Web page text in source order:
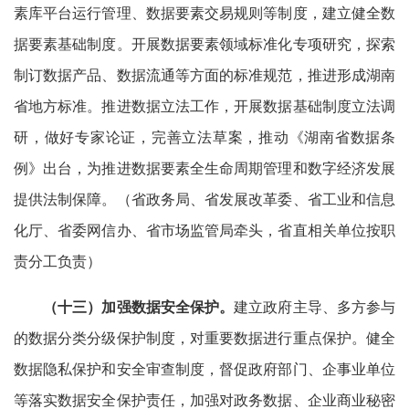
素库平台运行管理、数据要素交易规则等制度，建立健全数
据要素基础制度。开展数据要素领域标准化专项研究，探索
制订数据产品、数据流通等方面的标准规范，推进形成湖南
省地方标准。推进数据立法工作，开展数据基础制度立法调
研，做好专家论证，完善立法草案，推动《湖南省数据条
例》出台，为推进数据要素全生命周期管理和数字经济发展
提供法制保障。（省政务局、省发展改革委、省工业和信息
化厅、省委网信办、省市场监管局牵头，省直相关单位按职
责分工负责）
（十三）加强数据安全保护。建立政府主导、多方参与
的数据分类分级保护制度，对重要数据进行重点保护。健全
数据隐私保护和安全审查制度，督促政府部门、企事业单位
等落实数据安全保护责任，加强对政务数据、企业商业秘密